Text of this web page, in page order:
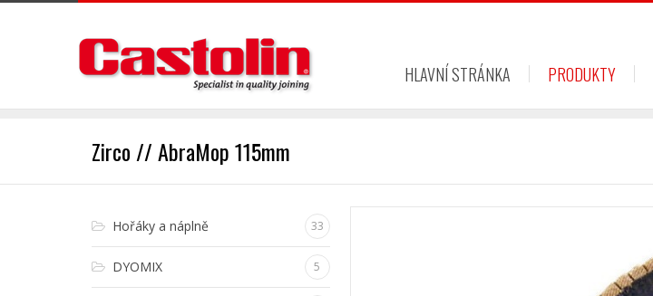
HLAVNÍ STRÁNKA PRODUKTY
Zirco // AbraMop 115mm
Hořáky a náplně 33
DYOMIX 5